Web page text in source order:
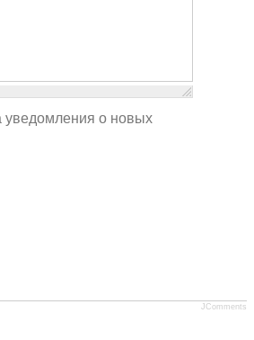
уведомления о новых
JComments